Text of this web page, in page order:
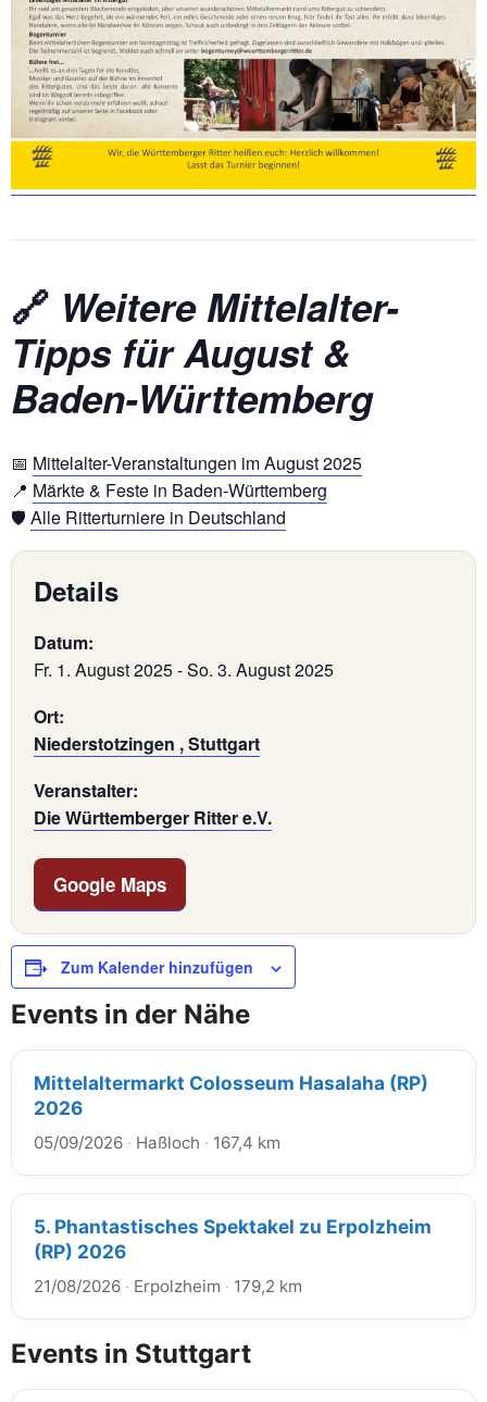
🔗 Weitere Mittelalter-
Tipps für August &
Baden-Württemberg
📅 Mittelalter-Veranstaltungen im August 2025
📍 Märkte & Feste in Baden-Württemberg
🛡️ Alle Ritterturniere in Deutschland
Details
Datum:
Fr. 1. August 2025-So. 3. August 2025
Ort:
Niederstotzingen , Stuttgart
Veranstalter:
Die Württemberger Ritter e.V.
Google Maps
Zum Kalender hinzufügen
Events in der Nähe
Mittelaltermarkt Colosseum Hasalaha (RP)
2026
05/09/2026 · Haßloch · 167,4 km
5. Phantastisches Spektakel zu Erpolzheim
(RP) 2026
21/08/2026 · Erpolzheim · 179,2 km
Events in Stuttgart